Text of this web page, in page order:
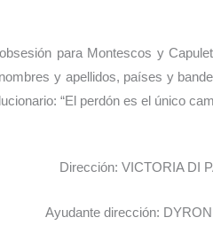
para Montescos y
y apellidos, países y
“El perdón es el único
Dirección: VICTORIA DI
Ayudante dirección: